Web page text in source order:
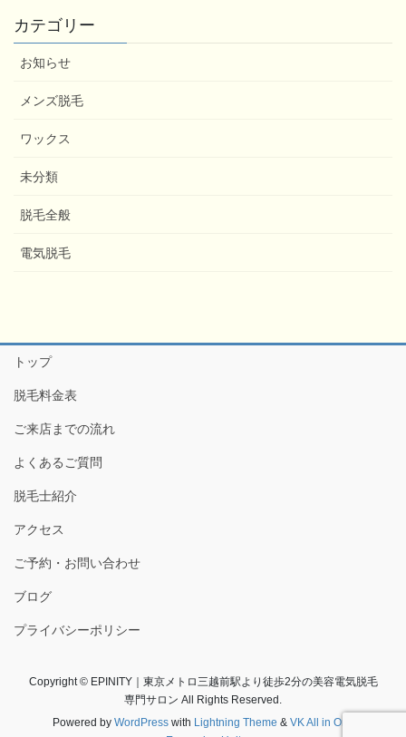
カテゴリー
お知らせ
メンズ脱毛
ワックス
未分類
脱毛全般
電気脱毛
トップ
脱毛料金表
ご来店までの流れ
よくあるご質問
脱毛士紹介
アクセス
ご予約・お問い合わせ
ブログ
プライバシーポリシー
Copyright © EPINITY｜東京メトロ三越前駅より徒歩2分の美容電気脱毛
専門サロン All Rights Reserved.
Powered by WordPresswith Lightning Theme & VK All in One